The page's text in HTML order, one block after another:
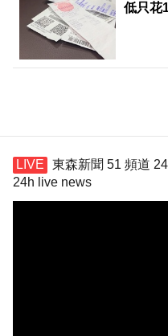
低只花
東森新聞 51 頻道
24h live news